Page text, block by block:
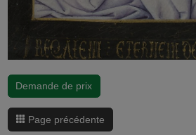
Demande de prix
Page précédente